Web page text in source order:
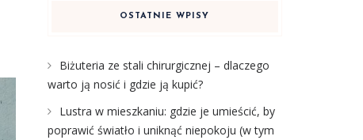
OSTATNIE WPISY
Biżuteria ze stali chirurgicznej – dlaczego
warto ją nosić i gdzie ją kupić?
Lustra w mieszkaniu: gdzie je umieścić, by
poprawić światło i uniknąć niepokoju (w tym